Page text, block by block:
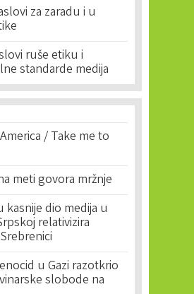
za zaradu i u
ruše etiku i
standarde medija
/ Take me to
meti govora mržnje
kasnije dio medija u
relativizira
u Gazi razotkrio
slobode na